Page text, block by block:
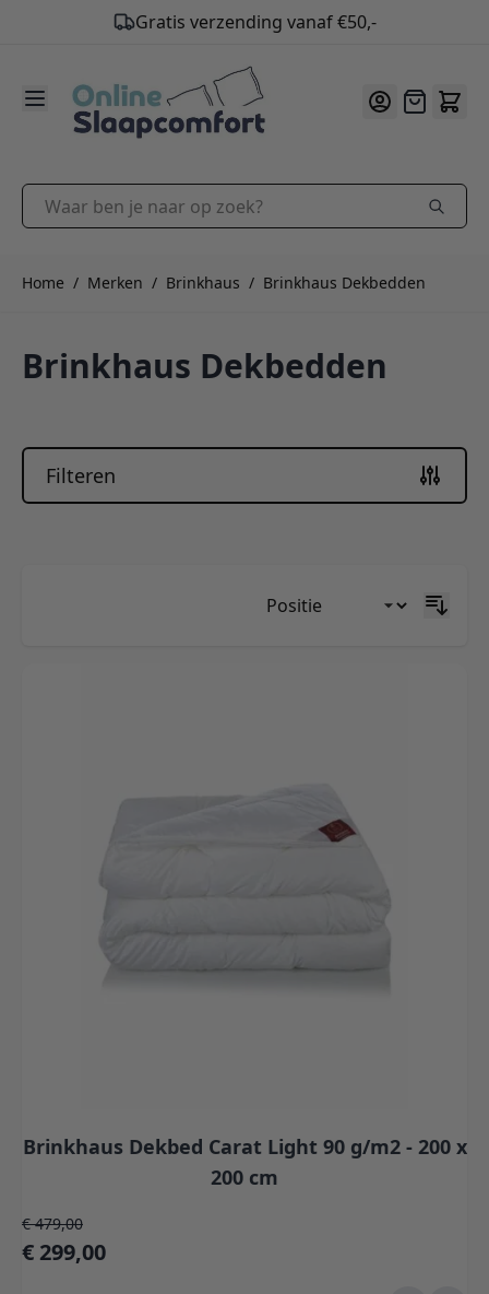
9.2/10
Offerte
Waar ben je naar op zoek?
Home / Merken / Brinkhaus / Brinkhaus Dekbedden
Brinkhaus Dekbedden
Filteren
Brinkhaus Dekbed Carat Light 90 g/m2 - 200 x
200 cm
Speciale prijs
€ 299,00
Normale prijs
€ 479,00